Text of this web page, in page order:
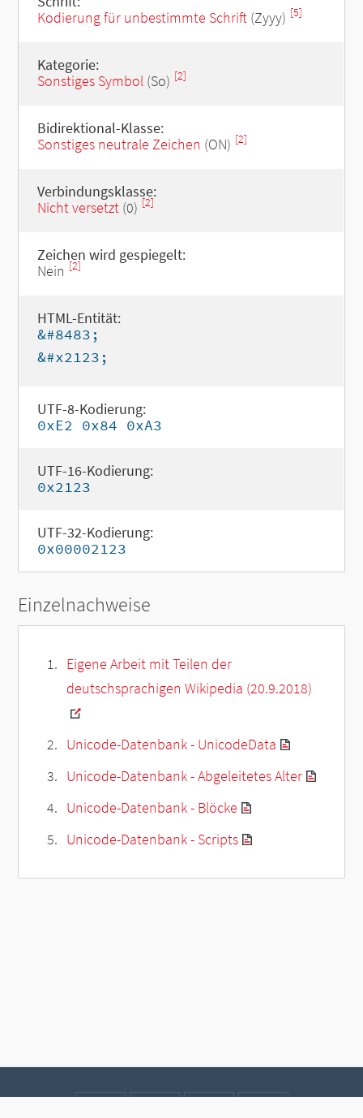
Kodierung für unbestimmte Schrift(Zyyy) [5]
Kategorie:
Sonstiges Symbol(So) [2]
Bidirektional-Klasse:
Sonstiges neutrale Zeichen (ON) [2]
Verbindungsklasse:
Nicht versetzt(0) [2]
Zeichen wird gespiegelt:
Nein [2]
HTML-Entität:
&#8483;
&#x2123;
UTF-8-Kodierung:
0xE2 0x84 0xA3
UTF-16-Kodierung:
0x2123
UTF-32-Kodierung:
0x00002123
Einzelnachweise
Eigene Arbeit mit Teilen der
deutschsprachigen Wikipedia (20.9.2018)
Unicode-Datenbank - UnicodeData
Unicode-Datenbank - Abgeleitetes Alter
Unicode-Datenbank - Blöcke
Unicode-Datenbank - Scripts